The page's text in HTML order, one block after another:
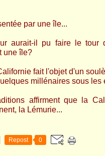
par une île...
aurait-il pu faire le tour
une île?
fait l'objet d'un
millénaires sous les
affirment que la
la Lémurie...
Repost 0